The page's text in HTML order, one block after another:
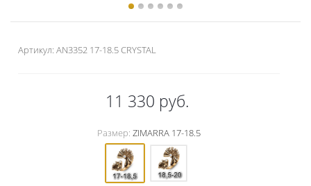
Артикул: AN3352 17-18.5 CRYSTAL
11 330 руб.
Размер: ZIMARRA 17-18.5